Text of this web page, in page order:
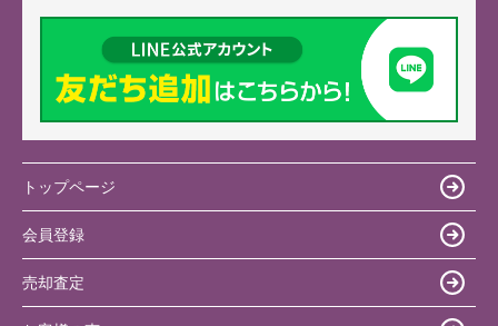
トップページ
会員登録
売却査定